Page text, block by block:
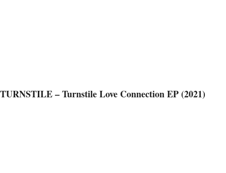
TURNSTILE – Turnstile Love Connection EP (2021)